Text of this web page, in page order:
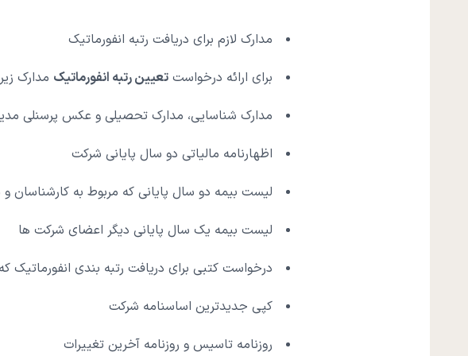
مدارک لازم برای دریافت رتبه انفورماتیک
برای ارائه درخواست تعیین رتبه انفورماتیک مدارک
مدارک شناسایی، مدارک تحصیلی و عکس پرسنلی
اظهارنامه مالیاتی دو سال پایانی شرکت
لیست بیمه دو سال پایانی که مربوط به کارشناسان
لیست بیمه یک سال پایانی دیگر اعضای شرکت ها
درخواست کتبی برای دریافت رتبه بندی
کپی جدیدترین اساسنامه شرکت
روزنامه تاسیس و روزنامه آخرین تغییرات